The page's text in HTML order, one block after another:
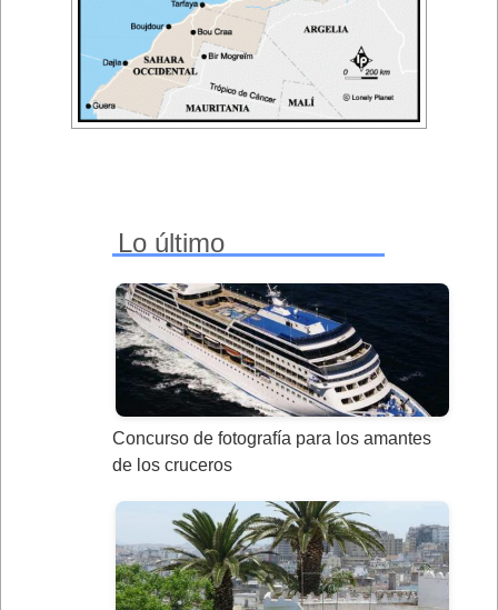
Lo último
Concurso de fotografía para los amantes
de los cruceros